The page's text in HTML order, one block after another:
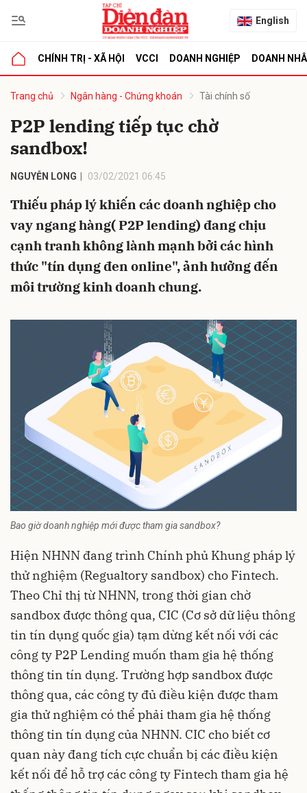
English
CHÍNH TRỊ - XÃ HỘI VCCI DOANH NGHIỆP DOANH
Trang chủ Ngân hàng - Chứng khoán Tài chính số
P2P lending tiếp tục chờ
sandbox!
NGUYỄN LONG 03/02/2021 06:45
Thiếu pháp lý khiến các doanh nghiệp cho
vay ngang hàng( P2P lending) đang chịu
cạnh tranh không lành mạnh bởi các hình
thức "tín dụng đen online", ảnh hưởng đến
môi trường kinh doanh chung.
Bao giờ doanh nghiệp mới được tham gia sandbox?
Hiện NHNN đang trình Chính phủ Khung pháp lý
thử nghiệm (Regualtory sandbox) cho Fintech.
Theo Chỉ thị từ NHNN, trong thời gian chờ
sandbox được thông qua, CIC (Cơ sở dữ liệu thông
tin tín dụng quốc gia) tạm dừng kết nối với các
công ty P2P Lending muốn tham gia hệ thống
thông tin tín dụng. Trường hợp sandbox được
thông qua, các công ty đủ điều kiện được tham
gia thử nghiệm có thể phải tham gia hệ thống
thông tin tín dụng của NHNN. CIC cho biết cơ
quan này đang tích cực chuẩn bị các điều kiện
kết nối để hỗ trợ các công ty Fintech tham gia hệ
luận
Hủy